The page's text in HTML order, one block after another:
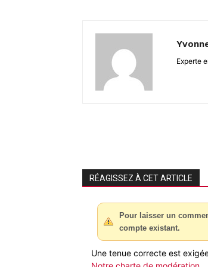
Experte
RÉAGISSEZ À CET ARTICLE
Pour laisser un
compte existant.
Une tenue correcte est